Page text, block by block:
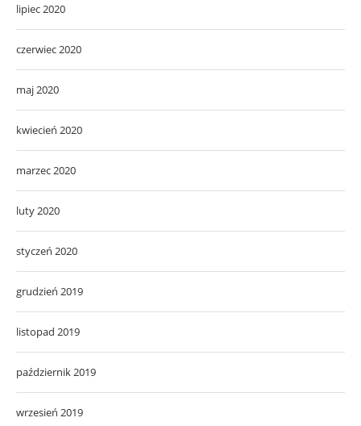
lipiec 2020
czerwiec 2020
maj 2020
kwiecień 2020
marzec 2020
luty 2020
styczeń 2020
grudzień 2019
listopad 2019
październik 2019
wrzesień 2019